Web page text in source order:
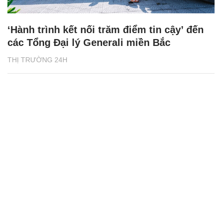
THỊ TRƯỜNG 24H
‘Hành trình kết nối trăm điểm tin cậy’ đến
các Tổng Đại lý Generali miền Bắc